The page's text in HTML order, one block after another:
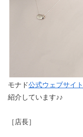
モナド公式ウェブサイト
紹介しています♪♪
［店長］